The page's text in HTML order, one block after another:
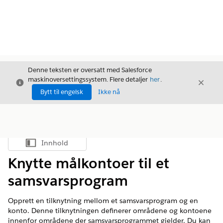
Avslutt
Denne teksten er oversatt med Salesforce
maskinoversettingssystem. Flere detaljer her.
Bytt til engelsk
Ikke nå
Avslutt
Vis innholdsfortegnelse
Innhold
Knytte målkontoer til et
samsvarsprogram
Opprett en tilknytning mellom et samsvarsprogram og en
konto. Denne tilknytningen definerer områdene og kontoene
innenfor områdene der samsvarsprogrammet gjelder. Du kan